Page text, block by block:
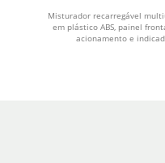
Misturador recarregável
em plástico ABS, painel
acionamento e